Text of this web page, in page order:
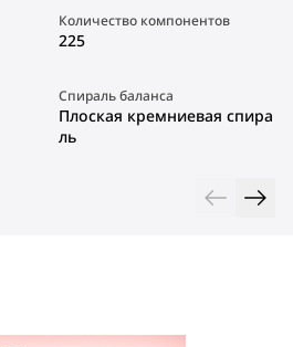
Количество компонентов
225
Спираль баланса
Плоская кремниевая спира
ль